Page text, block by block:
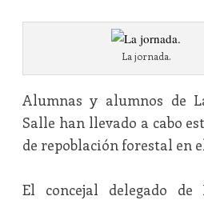
La jornada.
Alumnas y alumnos de
Salle han llevado a cabo
de repoblación forestal en
El concejal delegado